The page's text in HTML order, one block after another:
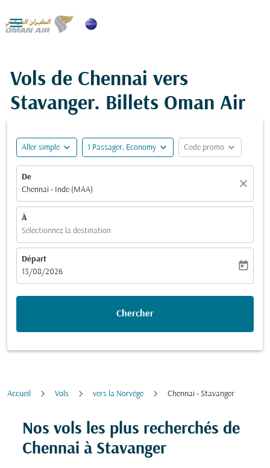

Vols de Chennai vers
Stavanger. Billets Oman Air
Aller simple expand_more 1 Passager, Economy expand_more Code promo expand_more
De
Chennai - Inde (MAA)
close
À
Sélectionnez la destination
Départ
fc-booking-departure-date-aria-label
13/08/2026
today
Chercher
Accueil Vols vers la Norvège Chennai - Stavanger
Nos vols les plus recherchés de
Chennai à Stavanger
Essayez de mettre à jour votre itinéraire (origine et/